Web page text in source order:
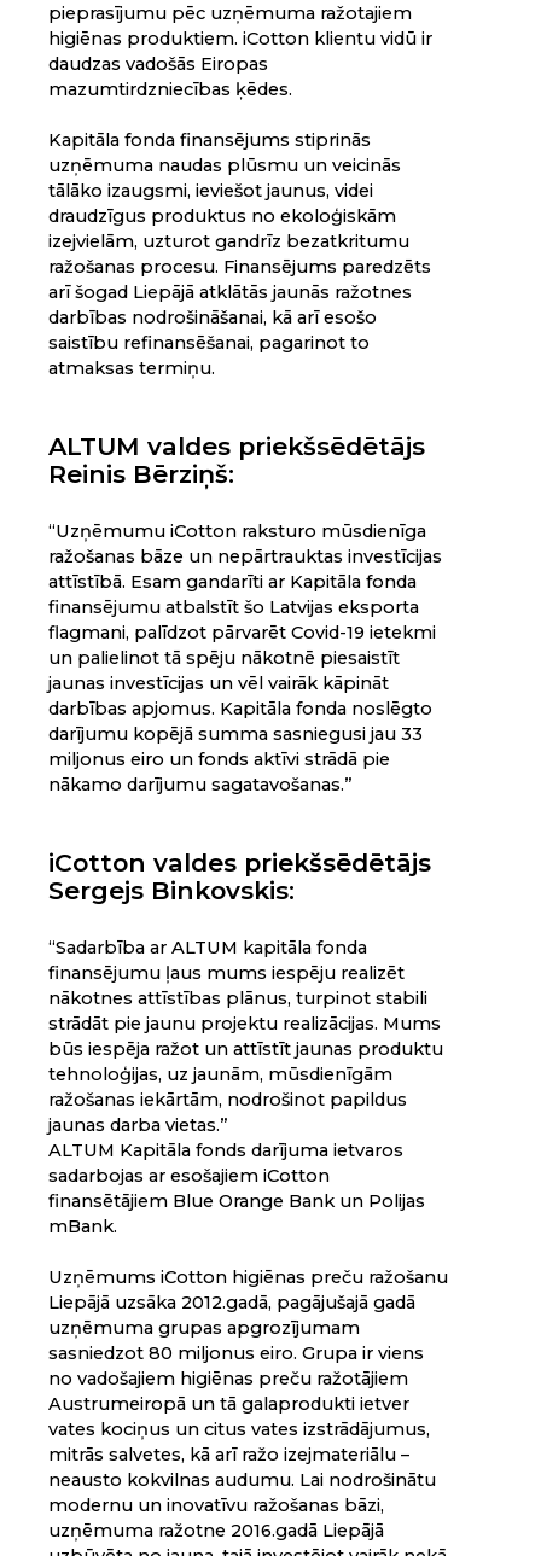
pieprasījumu pēc uzņēmuma ražotajiem
higiēnas produktiem. iCotton klientu vidū ir
daudzas vadošās Eiropas
mazumtirdzniecības ķēdes.
Kapitāla fonda finansējums stiprinās
uzņēmuma naudas plūsmu un veicinās
tālāko izaugsmi, ieviešot jaunus, videi
draudzīgus produktus no ekoloģiskām
izejvielām, uzturot gandrīz bezatkritumu
ražošanas procesu. Finansējums paredzēts
arī šogad Liepājā atklātās jaunās ražotnes
darbības nodrošināšanai, kā arī esošo
saistību refinansēšanai, pagarinot to
atmaksas termiņu.
ALTUM valdes priekšsēdētājs
Reinis Bērziņš:
“Uzņēmumu iCotton raksturo mūsdienīga
ražošanas bāze un nepārtrauktas investīcijas
attīstībā. Esam gandarīti ar Kapitāla fonda
finansējumu atbalstīt šo Latvijas eksporta
flagmani, palīdzot pārvarēt Covid-19 ietekmi
un palielinot tā spēju nākotnē piesaistīt
jaunas investīcijas un vēl vairāk kāpināt
darbības apjomus. Kapitāla fonda noslēgto
darījumu kopējā summa sasniegusi jau 33
miljonus eiro un fonds aktīvi strādā pie
nākamo darījumu sagatavošanas.”
iCotton valdes priekšsēdētājs
Sergejs Binkovskis:
“Sadarbība ar ALTUM kapitāla fonda
finansējumu ļaus mums iespēju realizēt
nākotnes attīstības plānus, turpinot stabili
strādāt pie jaunu projektu realizācijas. Mums
būs iespēja ražot un attīstīt jaunas produktu
tehnoloģijas, uz jaunām, mūsdienīgām
ražošanas iekārtām, nodrošinot papildus
jaunas darba vietas.”
ALTUM Kapitāla fonds darījuma ietvaros
sadarbojas ar esošajiem iCotton
finansētājiem Blue Orange Bank un Polijas
mBank.
Uzņēmums iCotton higiēnas preču ražošanu
Liepājā uzsāka 2012.gadā, pagājušajā gadā
uzņēmuma grupas apgrozījumam
sasniedzot 80 miljonus eiro. Grupa ir viens
no vadošajiem higiēnas preču ražotājiem
Austrumeiropā un tā galaprodukti ietver
vates kociņus un citus vates izstrādājumus,
mitrās salvetes, kā arī ražo izejmateriālu –
neausto kokvilnas audumu. Lai nodrošinātu
modernu un inovatīvu ražošanas bāzi,
uzņēmuma ražotne 2016.gadā Liepājā